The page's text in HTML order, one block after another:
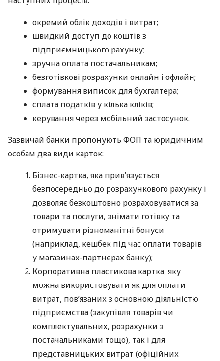
окремий облік доходів і витрат;
швидкий доступ до коштів з
підприємницького рахунку;
зручна оплата постачальникам;
безготівкові розрахунки онлайн і офлайн;
формування виписок для бухгалтера;
сплата податків у кілька кліків;
керування через мобільний застосунок.
Зазвичай банки пропонують ФОП та юридичним
особам два види карток:
Бізнес-картка, яка прив’язується
безпосередньо до розрахункового рахунку і
дозволяє безкоштовно розраховуватися за
товари та послуги, знімати готівку та
отримувати різноманітні бонуси
(наприклад, кешбек під час оплати товарів
у магазинах-партнерах банку);
Корпоративна пластикова картка, яку
можна використовувати як для оплати
витрат, пов’язаних з основною діяльністю
підприємства (закупівля товарів чи
комплектувальних, розрахунки з
постачальниками тощо), так і для
представницьких витрат (офіційних